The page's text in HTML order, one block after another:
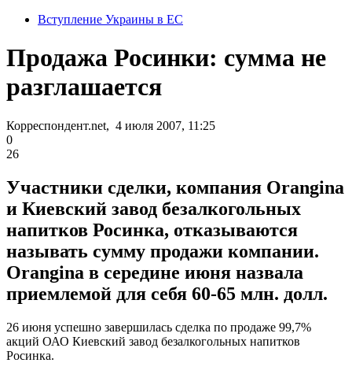
Вступление Украины в ЕС
Продажа Росинки: сумма не
разглашается
Корреспондент.net, 4 июля 2007, 11:25
0
26
Участники сделки, компания Orangina
и Киевский завод безалкогольных
напитков Росинка, отказываются
называть сумму продажи компании.
Orangina в середине июня назвала
приемлемой для себя 60-65 млн. долл.
26 июня успешно завершилась сделка по продаже 99,7%
акций ОАО Киевский завод безалкогольных напитков
Росинка.